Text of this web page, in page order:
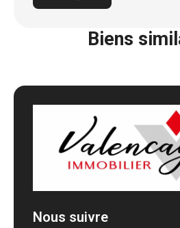
Biens
Nous suivre